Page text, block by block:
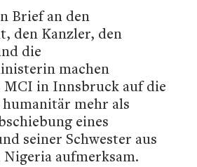
Brief an den
den Kanzler, den
die
machen
MCI in Innsbruck auf die
mehr als
eines
seiner Schwester aus
aufmerksam.